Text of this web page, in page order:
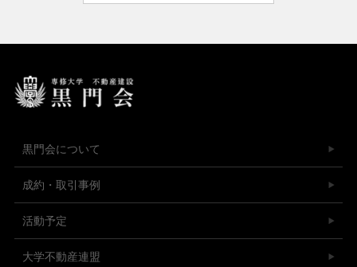
黒門会について
成約・取引事例
活動予定
大学不動産連盟